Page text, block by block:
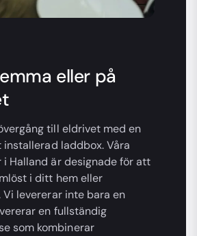
eller på
till eldrivet med en
laddbox. Våra
i Halland är designade för att
i ditt hem eller
levererar inte bara en
en fullständig
som kombinerar